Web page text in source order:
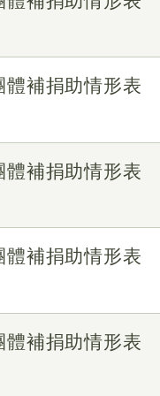
補捐助情形表
補捐助情形表
補捐助情形表
補捐助情形表